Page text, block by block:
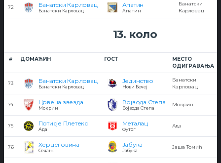
72 Банатски Карловац
Банатски Карловац
Апатин
Апатин
Банатски
Карловац
13. коло
# ДОМАЋИН ГОСТ
МЕСТО
ОДИГРАВАЊА
73 Банатски Карловац
Банатски Карловац
Јединство
Нови Бечеј
Банатски
Карловац
74 Црвена звезда
Мокрин
Војвода Степа
Војвода Степа
Мокрин
75 Потисје Плетекс
Ада
Металац
Футог
Ада
76 Херцеговина
Сечањ
Јабука
Јабука
Јаша Томић